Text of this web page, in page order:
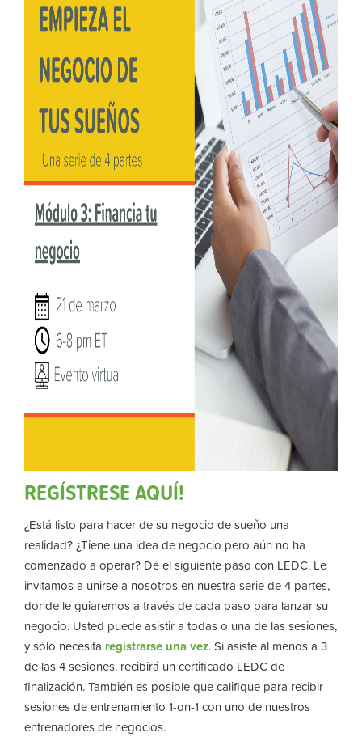
REGÍSTRESE AQUÍ!
¿Está listo para hacer de su negocio de sueño una
realidad? ¿Tiene una idea de negocio pero aún no ha
comenzado a operar? Dé el siguiente paso con LEDC. Le
invitamos a unirse a nosotros en nuestra serie de 4 partes,
donde le guiaremos a través de cada paso para lanzar su
negocio. Usted puede asistir a todas o una de las sesiones,
y sólo necesita registrarse una vez. Si asiste al menos a 3
de las 4 sesiones, recibirá un certificado LEDC de
finalización. También es posible que califique para recibir
sesiones de entrenamiento 1-on-1 con uno de nuestros
entrenadores de negocios.